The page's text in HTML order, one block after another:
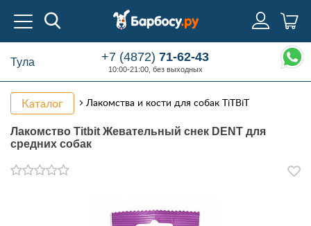
Тула +7 (4872)71-62-43
10:00-21:00, без выходных
Каталог Лакомства и кости для собак TiTBiT
Лакомство Titbit Жевательный снек DENT для
средних собак